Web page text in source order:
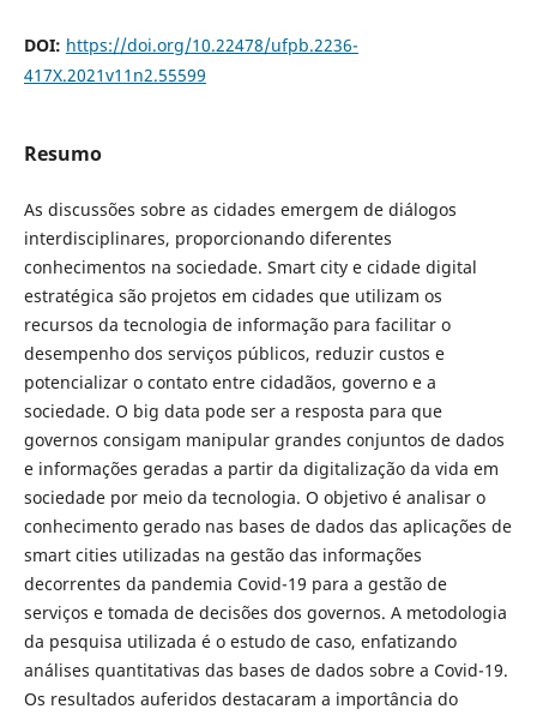
DOI: https://doi.org/10.22478/ufpb.2236-
417X.2021v11n2.55599
Resumo
As discussões sobre as cidades emergem de diálogos
interdisciplinares, proporcionando diferentes
conhecimentos na sociedade. Smart city e cidade digital
estratégica são projetos em cidades que utilizam os
recursos da tecnologia de informação para facilitar o
desempenho dos serviços públicos, reduzir custos e
potencializar o contato entre cidadãos, governo e a
sociedade. O big data pode ser a resposta para que
governos consigam manipular grandes conjuntos de dados
e informações geradas a partir da digitalização da vida em
sociedade por meio da tecnologia. O objetivo é analisar o
conhecimento gerado nas bases de dados das aplicações de
smart cities utilizadas na gestão das informações
decorrentes da pandemia Covid-19 para a gestão de
serviços e tomada de decisões dos governos. A metodologia
da pesquisa utilizada é o estudo de caso, enfatizando
análises quantitativas das bases de dados sobre a Covid-19.
Os resultados auferidos destacaram a importância do